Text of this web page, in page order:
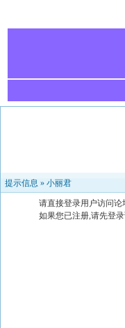
提示信息 » 小丽君
请直接登录用户访问论
如果您已注册,请先登